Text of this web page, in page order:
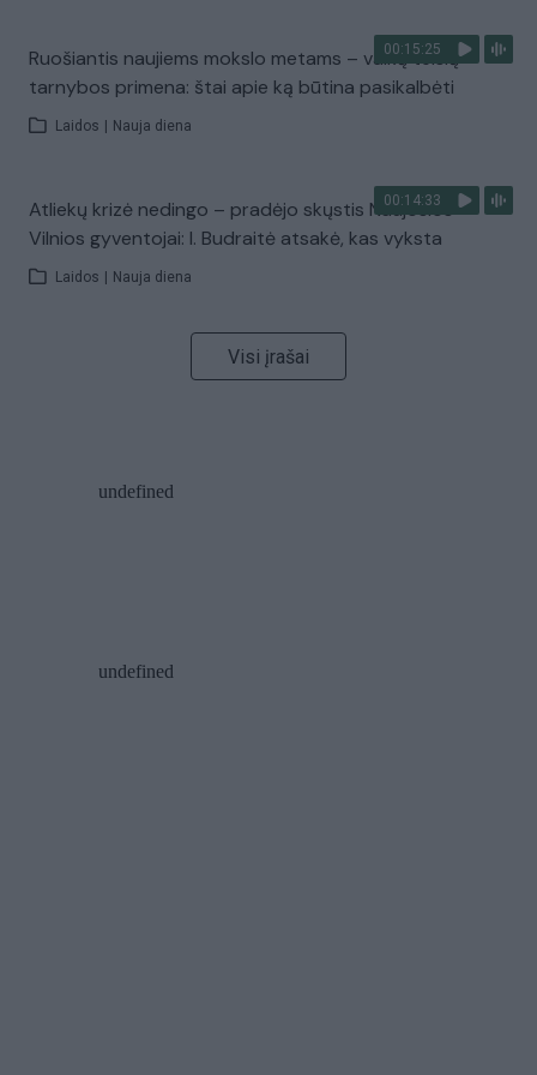
00:15:25
Ruošiantis naujiems mokslo metams – vaikų teisių
tarnybos primena: štai apie ką būtina pasikalbėti
Laidos Nauja diena
00:14:33
Atliekų krizė nedingo – pradėjo skųstis Naujosios
Vilnios gyventojai: I. Budraitė atsakė, kas vyksta
Laidos Nauja diena
Visi įrašai